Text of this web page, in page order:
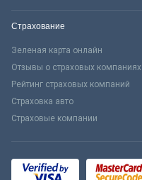
Страхование
Зеленая карта онлайн
Отзывы о страховых компаниях
Рейтинг страховых компаний
Страховка авто
Страховые компании